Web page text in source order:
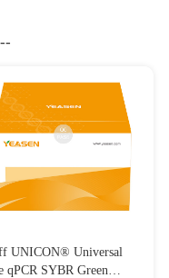
UNICON® Universal
qPCR SYBR Green